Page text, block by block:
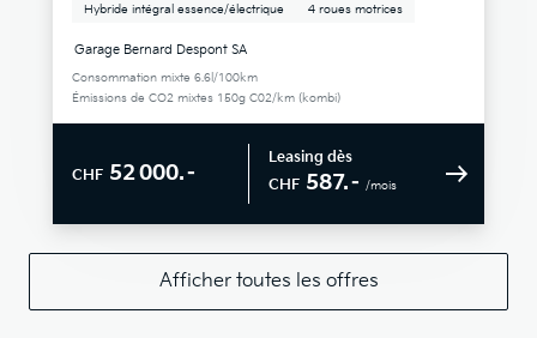
Hybride intégral essence/électrique 4 roues motrices
Garage Bernard Despont SA
Consommation mixte 6.6l/100km
Émissions de CO2 mixtes 150g C02/km (kombi)
CHF 52 000.–
Leasing dès
CHF 587.– /mois
Afficher toutes les offres